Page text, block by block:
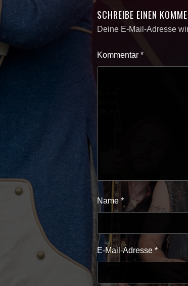
SCHREIBE EINEN
Deine E-Mail-Adresse
Kommentar *
Name *
E-Mail-Adresse *